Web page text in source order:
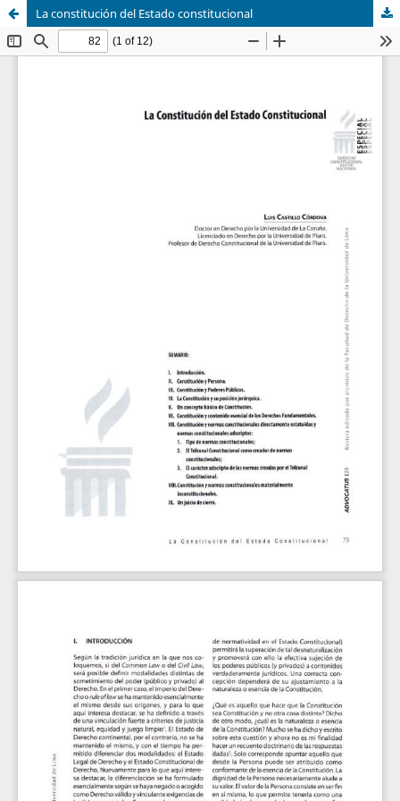
La constitución del Estado constitucional